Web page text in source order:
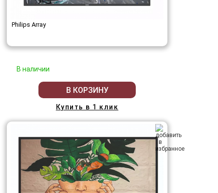
Philips Array
В наличии
В КОРЗИНУ
Купить в 1 клик